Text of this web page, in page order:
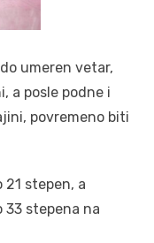
umeren vetar,
a posle podne i
povremeno biti
stepen, a
33 stepena na